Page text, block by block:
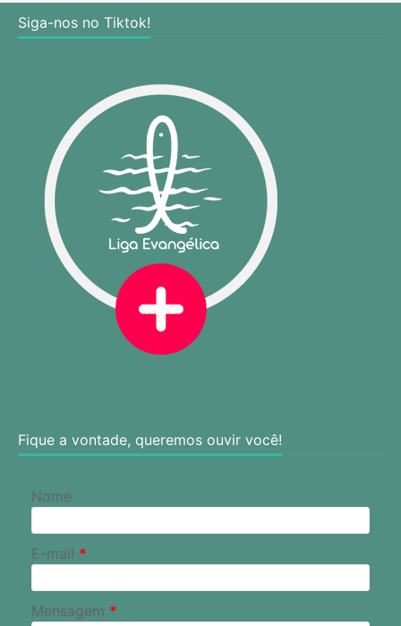
Siga-nos no Tiktok!
Fique a vontade, queremos ouvir você!
Nome
E-mail *
Mensagem *